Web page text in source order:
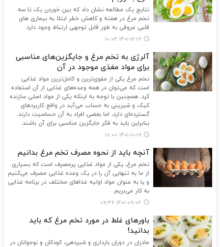
نتایج یک مطالعه نشان داد که بین خوردن یک تا سه
تخم مرغ در هفته و کاهش خطر ابتلا به بیماری های
قلبی عروقی به طور قابل توجهی ارتباط وجود دارد.
۱۴۰۱-۱۲-۱۶ ۱۰:۰۴
آلرژی به تخم مرغ و جایگزین‌های مناسبی
برای مواد مغذی موجود در آن
تخم مرغ یکی از مقوی‌ترین و کامل‌ترین مواد غذایی
است که می‌توان در همه وعده‌های غذایی از آن استفاده
کرد. همچنین با توجه به اینکه یکی از مواد اصلی سازنده
کیک و شیرینی به حساب می‌آید در واقع کاربردهای
گسترده‌ای دارد، اما بعضی افراد به آن حساسیت دارند.
بنابراین باید به فکر جایگزین مناسبی برای آن باشند.
۱۴۰۱-۱۰-۱۹ ۱۸:۰۰
آنچه باید از نحوه مصرف تخم مرغ بدانیم
تخم مرغ، یکی از مواد غذایی پرمصرف است که بسیاری
از ما به تنهایی آن را در یک وعده غذایی مصرف می‌کنیم
و یا به عنوان مواد اولیه غذاهای مختلف در برنامه غذایی
به کار می‌بریم.
۱۴۰۱-۰۹-۰۲ ۰۹:۳۶
باورهای غلط در مورد تخم مرغ که باید
بدانید!
مادران در دوران بارداری و شیردهی، کودکان و نوجوانان در